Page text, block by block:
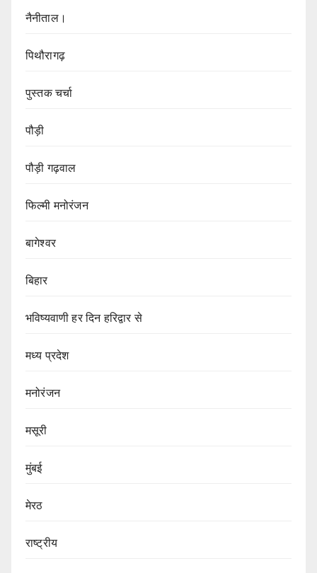
नैनीताल।
पिथौरागढ़
पुस्तक चर्चा
पौड़ी
पौड़ी गढ़वाल
फिल्मी मनोरंजन
बागेश्वर
बिहार
भविष्यवाणी हर दिन हरिद्वार से
मध्य प्रदेश
मनोरंजन
मसूरी
मुंबई
मेरठ
राष्ट्रीय